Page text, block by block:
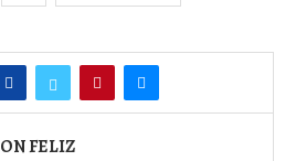
FELIZ